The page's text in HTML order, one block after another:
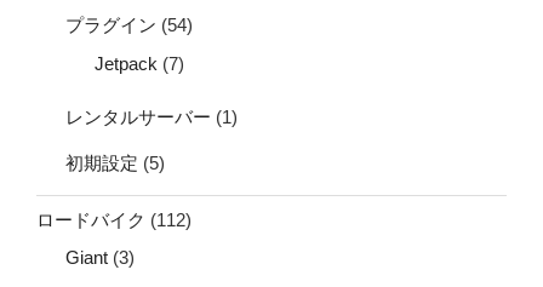
プラグイン (54)
Jetpack (7)
レンタルサーバー (1)
初期設定 (5)
ロードバイク (112)
Giant (3)